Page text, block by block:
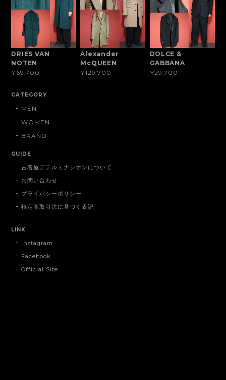
DRIES VAN
NOTEN
¥69,700
Alexander
McQUEEN
¥129,700
DOLCE &
GABBANA
¥29,700
CATEGORY
MEN
WOMEN
BRAND
GUIDE
古着屋デテルミナシオンについて
お問い合わせ
プライバシーポリシー
特定商取引法に基づく表記
LINK
Instagram
Facebook
Official Site